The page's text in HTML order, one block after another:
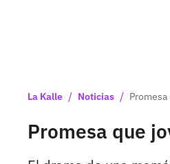
La Kalle / Noticias /
Promesa que